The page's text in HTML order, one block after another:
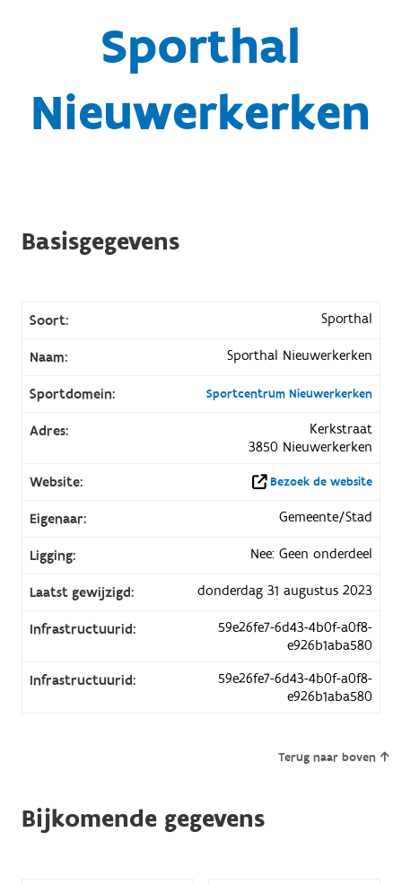
Sporthal
Nieuwerkerken
Basisgegevens
Soort: Sporthal
Naam: Sporthal Nieuwerkerken
Sportdomein: Sportcentrum Nieuwerkerken
Adres:
Kerkstraat
3850 Nieuwerkerken
Website:
Bezoek de website
Eigenaar: Gemeente/Stad
Ligging: Nee: Geen onderdeel
Laatst gewijzigd: donderdag 31 augustus 2023
Infrastructuurid:
59e26fe7-6d43-4b0f-a0f8-
e926b1aba580
Infrastructuurid:
59e26fe7-6d43-4b0f-a0f8-
e926b1aba580
Terug naar boven
Bijkomende gegevens